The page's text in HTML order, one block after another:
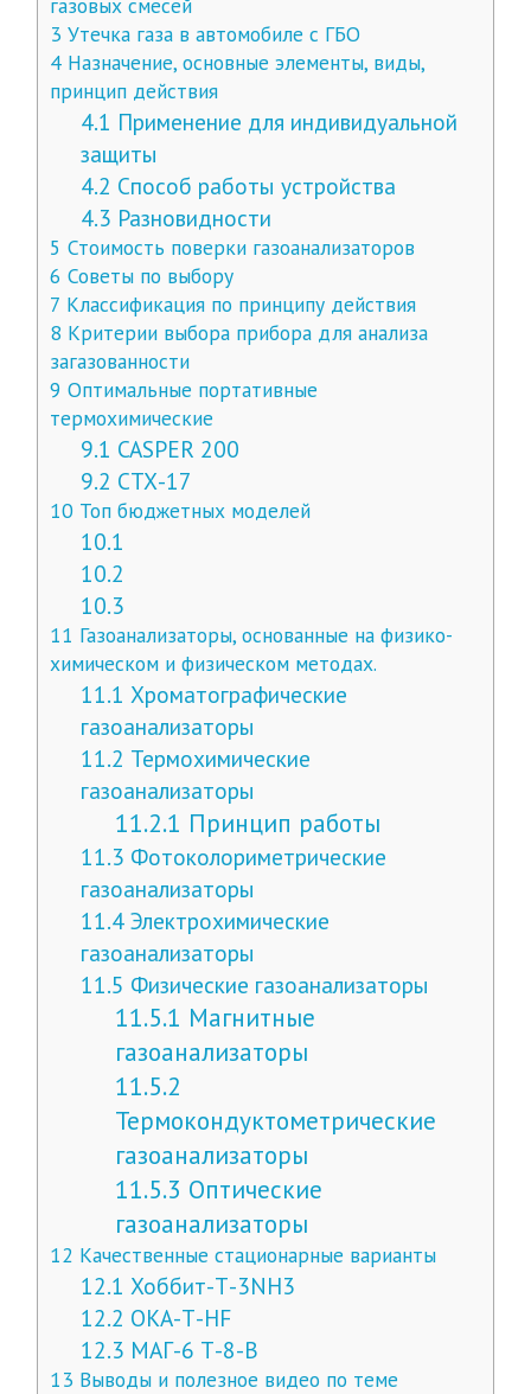
3 Утечка газа в автомобиле с ГБО
4Назначение, основные элементы, виды,
принцип действия
4.1 Применение для индивидуальной
защиты
4.2 Способ работы устройства
4.3 Разновидности
5 Стоимость поверки газоанализаторов
6 Советы по выбору
7 Классификация по принципу действия
8 Критерии выбора прибора для анализа
загазованности
9 Оптимальные портативные
термохимические
9.1 CASPER 200
9.2 СТХ-17
10Топ бюджетных моделей
10.1
10.2
10.3
11 Газоанализаторы, основанные на физико-
химическом и физическом методах.
11.1 Хроматографические
газоанализаторы
11.2 Термохимические
газоанализаторы
11.2.1 Принцип работы
11.3 Фотоколориметрические
газоанализаторы
11.4 Электрохимические
газоанализаторы
11.5 Физические газоанализаторы
11.5.1 Магнитные
газоанализаторы
11.5.2
Термокондуктометрические
газоанализаторы
11.5.3 Оптические
газоанализаторы
12 Качественные стационарные варианты
12.1 Хоббит-Т-3NH3
12.2 ОКА-Т-HF
12.3 МАГ-6 Т-8-В
13 Выводы и полезное видео по теме